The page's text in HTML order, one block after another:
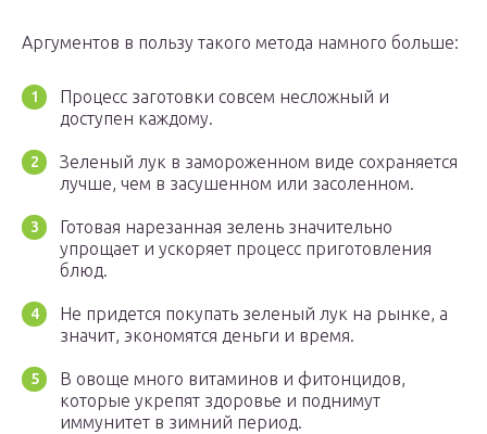
Аргументов в пользу такого метода намного больше:
Процесс заготовки совсем несложный и
доступен каждому.
Зеленый лук в замороженном виде сохраняется
лучше, чем в засушенном или засоленном.
Готовая нарезанная зелень значительно
упрощает и ускоряет процесс приготовления
блюд.
Не придется покупать зеленый лук на рынке, а
значит, экономятся деньги и время.
В овоще много витаминов и фитонцидов,
которые укрепят здоровье и поднимут
иммунитет в зимний период.